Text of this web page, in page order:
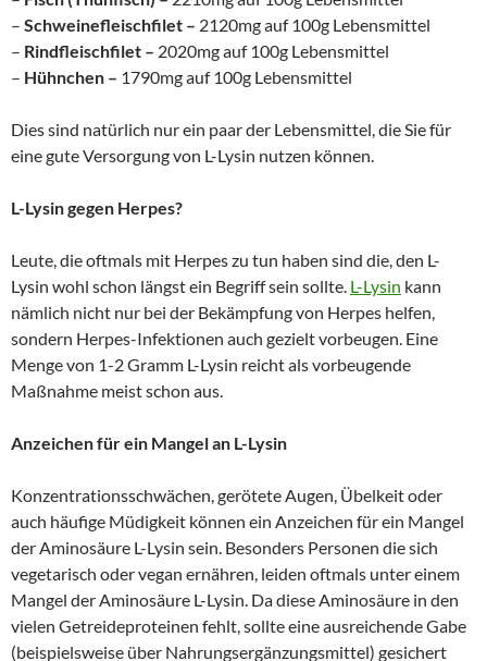
– Schweinefleischfilet – 2120mg auf 100g Lebensmittel
– Rindfleischfilet – 2020mg auf 100g Lebensmittel
– Hühnchen – 1790mg auf 100g Lebensmittel
Dies sind natürlich nur ein paar der Lebensmittel, die Sie für
eine gute Versorgung von L-Lysin nutzen können.
L-Lysin gegen Herpes?
Leute, die oftmals mit Herpes zu tun haben sind die, den L-
Lysin wohl schon längst ein Begriff sein sollte. L-Lysin kann
nämlich nicht nur bei der Bekämpfung von Herpes helfen,
sondern Herpes-Infektionen auch gezielt vorbeugen. Eine
Menge von 1-2 Gramm L-Lysin reicht als vorbeugende
Maßnahme meist schon aus.
Anzeichen für ein Mangel an L-Lysin
Konzentrationsschwächen, gerötete Augen, Übelkeit oder
auch häufige Müdigkeit können ein Anzeichen für ein Mangel
der Aminosäure L-Lysin sein. Besonders Personen die sich
vegetarisch oder vegan ernähren, leiden oftmals unter einem
Mangel der Aminosäure L-Lysin. Da diese Aminosäure in den
vielen Getreideproteinen fehlt, sollte eine ausreichende Gabe
(beispielsweise über Nahrungsergänzungsmittel) gesichert